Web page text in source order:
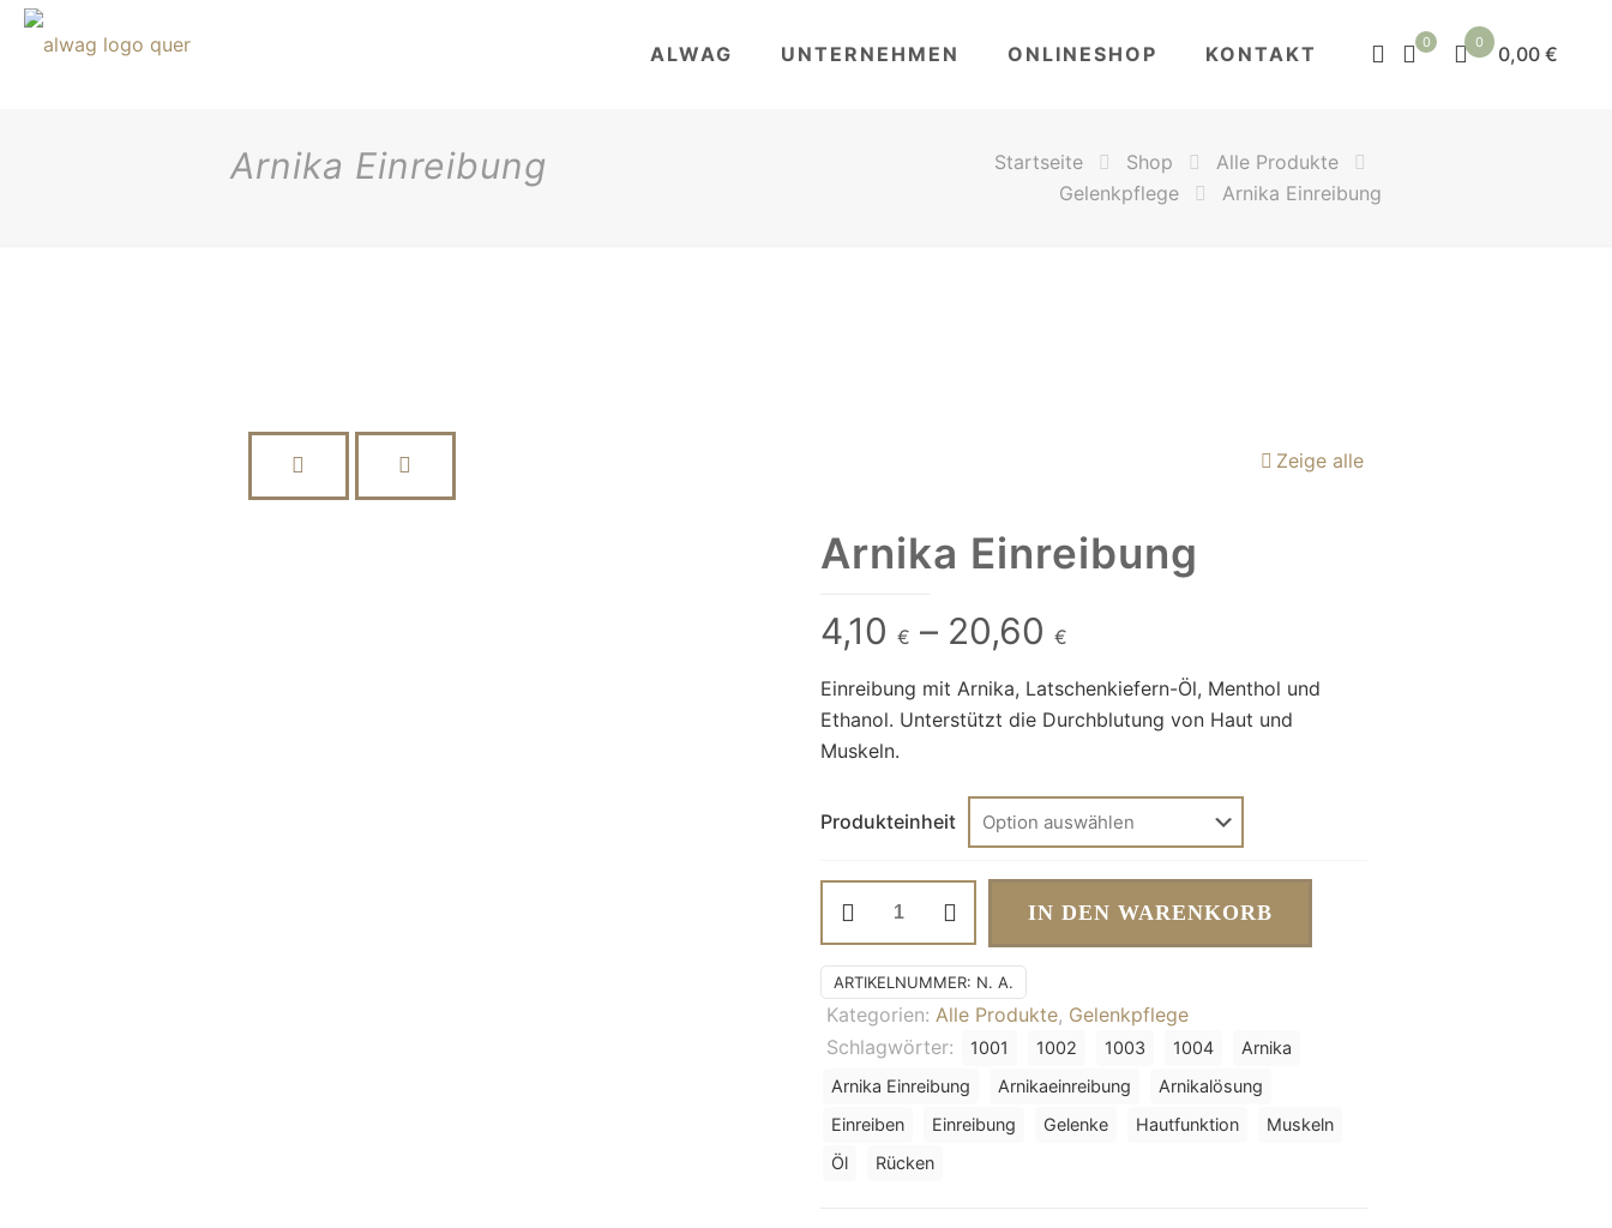
ALWAG UNTERNEHMEN ONLINESHOP KONTAKT 0 0 0,00 €
Arnika Einreibung Startseite Shop
Alle Produkte
Gelenkpflege
Arnika Einreibung
Zeige alle
Arnika Einreibung
4,10 € – 20,60 €
Einreibung mit Arnika, Latschenkiefern-Öl, Menthol und
Ethanol. Unterstützt die Durchblutung von Haut und
Muskeln.
Produkteinheit
Einreibung
IN DEN WARENKORB
ARTIKELNUMMER: N. A.
Kategorien: Alle Produkte, Gelenkpflege
Schlagwörter:
1001 1002 1003 1004
Arnika
Arnika Einreibung
Arnikaeinreibung
Arnikalösung
Einreiben
Einreibung Gelenke Hautfunktion
Muskeln
Öl
Rücken